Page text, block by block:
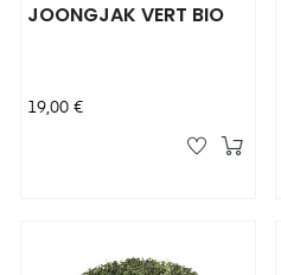
JOONGJAK VERT BIO
Prix
19,00 €